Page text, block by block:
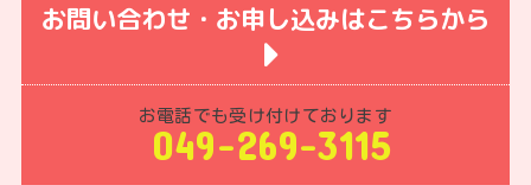
お問い合わせ・お申し込みはこちらから
お電話でも受け付けております
049-269-3115